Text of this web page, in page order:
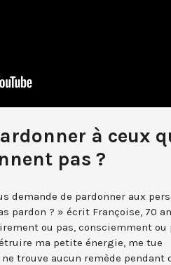
à ceux
pas ?
demande de pardonner aux
pardon ? » écrit Françoise, 70
ou pas, consciemment
ma petite énergie, me tue
trouve aucun remède pendant